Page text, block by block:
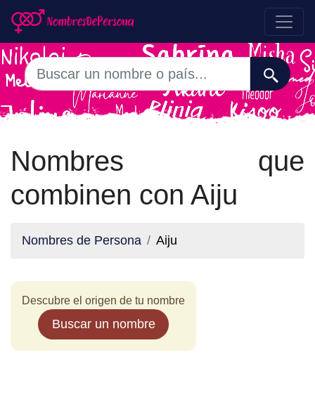
Nombres que
combinen con Aiju
Nombres de Persona Aiju
Descubre el origen de tu nombre
Buscar un nombre